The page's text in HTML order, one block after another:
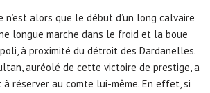
n’est alors que le début d’un long calvaire
longue marche dans le froid et la boue
à proximité du détroit des Dardanelles.
auréolé de cette victoire de prestige, a
réserver au comte lui-même. En effet, si